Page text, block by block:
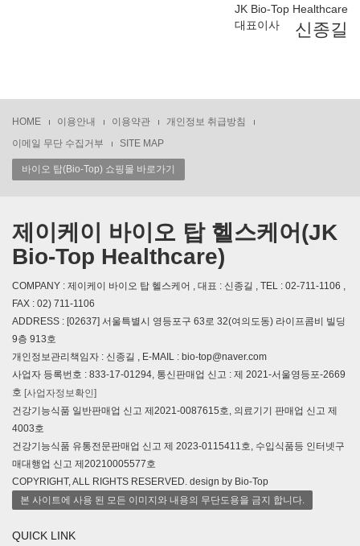
JK Bio-Top Healthcare
대표이사
신종길
HOME 이용안내 이용약관
개인정보 취급방침
이메일 무단 수집거부
SITE MAP
바이오 탑(Bio-Top) 쇼핑몰 바로가기
제이케이 바이오 탑 헬스케어(JK
Bio-Top Healthcare)
COMPANY : 제이케이 바이오 탑 헬스케어 , 대표 : 신종길 , TEL : 02-711-1106 ,
FAX : 02) 711-1106
ADDRESS : [02637] 서울특별시 영등포구 63로 32(여의도동) 라이프콤비 빌딩
9층 913호
개인정보관리책임자 : 신종길 , E-MAIL : bio-top@naver.com
사업자 등록번호 : 833-17-01294, 통신판매업 신고 : 제 2021-서울영등포-2669
호 [사업자정보확인]
건강기능식품 일반판매업 신고 제2021-0087615호, 의료기기 판매업 신고 제
4003호
건강기능식품 유통전문판매업 신고 제 2023-0115411호, 수입식품등 인터넷구
매대행업 신고 제20210005577호
COPYRIGHT, ALL RIGHTS RESERVED. design by Bio-Top
본 사이트에 사용 된 모든 이미지와 내용의 무단도용을 금지 합니다.
QUICK LINK